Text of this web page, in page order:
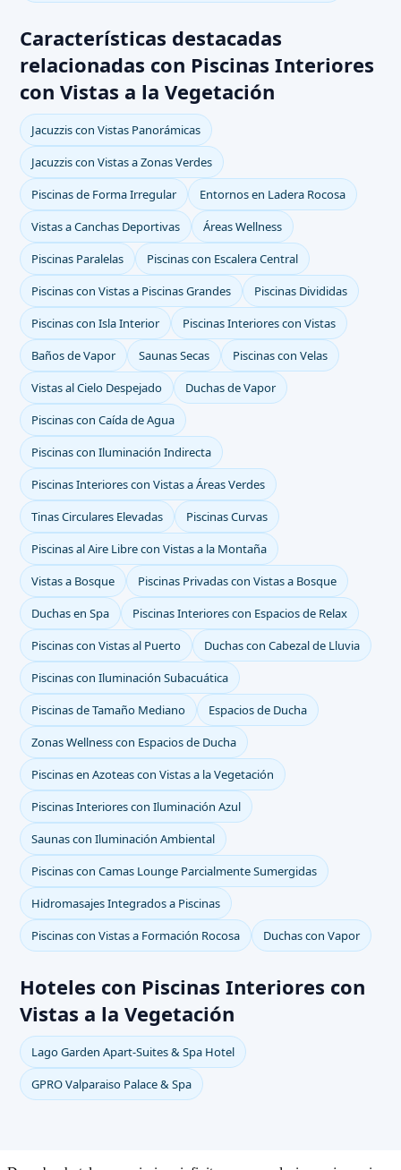
Características destacadas
relacionadas con Piscinas Interiores
con Vistas a la Vegetación
Jacuzzis con Vistas Panorámicas
Jacuzzis con Vistas a Zonas Verdes
Piscinas de Forma Irregular
Entornos en Ladera Rocosa
Vistas a Canchas Deportivas
Áreas Wellness
Piscinas Paralelas
Piscinas con Escalera Central
Piscinas con Vistas a Piscinas Grandes
Piscinas Divididas
Piscinas con Isla Interior
Piscinas Interiores con Vistas
Baños de Vapor
Saunas Secas
Piscinas con Velas
Vistas al Cielo Despejado
Duchas de Vapor
Piscinas con Caída de Agua
Piscinas con Iluminación Indirecta
Piscinas Interiores con Vistas a Áreas Verdes
Tinas Circulares Elevadas
Piscinas Curvas
Piscinas al Aire Libre con Vistas a la Montaña
Vistas a Bosque
Piscinas Privadas con Vistas a Bosque
Duchas en Spa
Piscinas Interiores con Espacios de Relax
Piscinas con Vistas al Puerto
Duchas con Cabezal de Lluvia
Piscinas con Iluminación Subacuática
Piscinas de Tamaño Mediano
Espacios de Ducha
Zonas Wellness con Espacios de Ducha
Piscinas en Azoteas con Vistas a la Vegetación
Piscinas Interiores con Iluminación Azul
Saunas con Iluminación Ambiental
Piscinas con Camas Lounge Parcialmente Sumergidas
Hidromasajes Integrados a Piscinas
Piscinas con Vistas a Formación Rocosa
Duchas con Vapor
Hoteles con Piscinas Interiores con
Vistas a la Vegetación
Lago Garden Apart-Suites & Spa Hotel
GPRO Valparaiso Palace & Spa